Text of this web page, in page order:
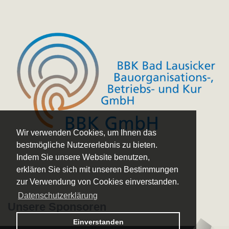
Wir verwenden Cookies, um Ihnen das
bestmögliche Nutzererlebnis zu bieten.
Indem Sie unsere Website benutzen,
erklären Sie sich mit unseren Bestimmungen
zur Verwendung von Cookies einverstanden.
Datenschutzerklärung
Einverstanden
Logo – Sächsische Bläserphilharmonie